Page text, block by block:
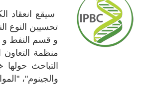
سيقع انعقاد
تحسيين النوع
و قسم النفط و
منظمة التعاون
التباحث حولها
والجينوم"،